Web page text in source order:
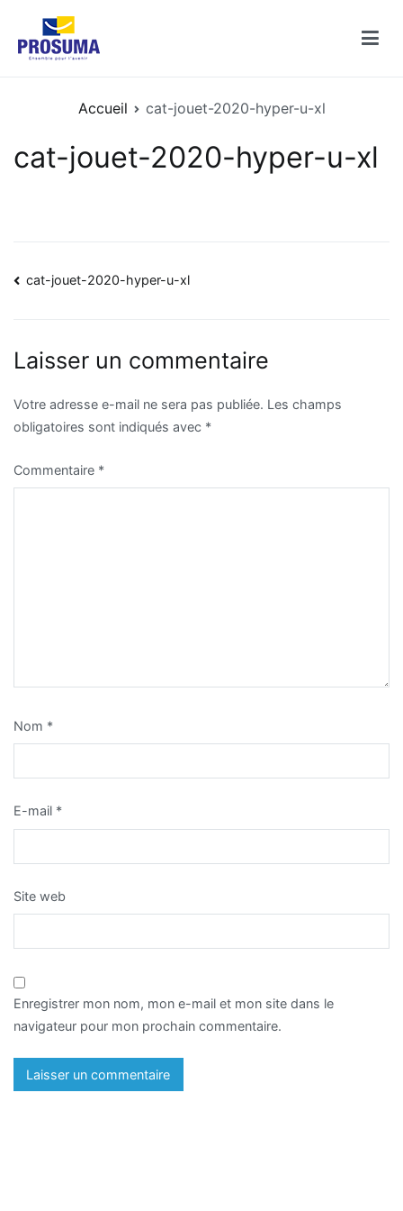
contenu
Accueil cat-jouet-2020-hyper-u-xl
cat-jouet-2020-hyper-u-xl
Navigation
l’article
cat-jouet-2020-hyper-u-xl
Laisser un commentaire
Votre adresse e-mail ne sera pas publiée. Les champs
obligatoires sont indiqués avec *
Commentaire *
Nom *
E-mail *
Site web
Enregistrer mon nom, mon e-mail et mon site dans le
navigateur pour mon prochain commentaire.